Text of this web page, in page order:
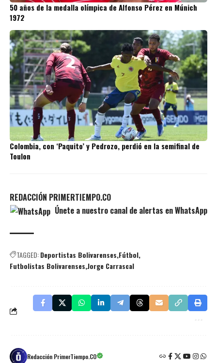
50 años de la medalla olímpica de Alfonso Pérez en Múnich
1972
Colombia, con ‘Paquito’ y Pedrozo, perdió en la semifinal de
Toulon
REDACCIÓN PRIMERTIEMPO.CO
Únete a nuestro canal de alertas en WhatsApp
TAGGED:Deportistas Bolivarenses Fútbol
Futbolistas Bolivarenses Jorge Carrascal
Redacción PrimerTiempo.CO